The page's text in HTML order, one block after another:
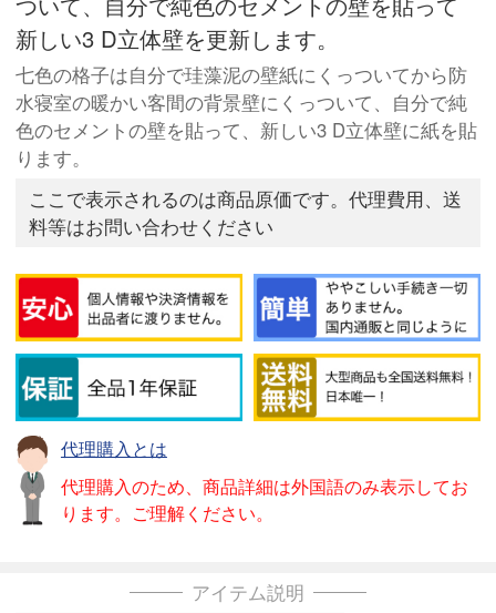
新しい3 D立体壁を更新します。
七色の格子は自分で珪藻泥の壁紙にくっついてから防
水寝室の暖かい客間の背景壁にくっついて、自分で純
色のセメントの壁を貼って、新しい3 D立体壁に紙を貼
ります。
ここで表示されるのは商品原価です。代理費用、送
料等はお問い合わせください
代理購入とは
代理購入のため、商品詳細は外国語のみ表示してお
ります。ご理解ください。
アイテム説明